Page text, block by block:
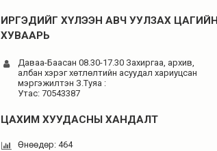
ИРГЭДИЙГ ХҮЛЭЭН АВЧ УУЛЗАХ ЦАГИЙН
ХУВААРЬ
Даваа-Баасан 08.30-17.30 Захиргаа, архив,
албан хэрэг хөтлөлтийн асуудал хариуцсан
мэргэжилтэн З.Туяа :
Утас: 70543387
ЦАХИМ ХУУДАСНЫ ХАНДАЛТ
Өнөөдөр: 464